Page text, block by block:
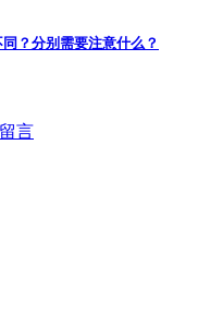
？分别需要注意什么？
言